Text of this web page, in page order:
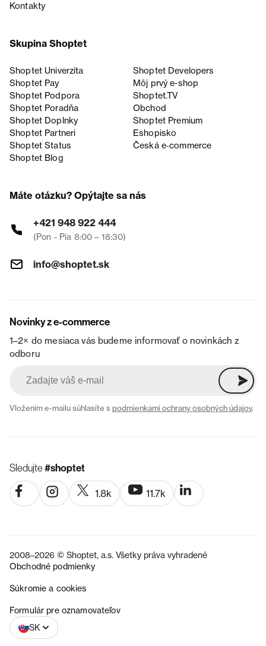
Kontakty
Skupina Shoptet
Shoptet Univerzita
Shoptet Developers
Shoptet Pay
Môj prvý e-shop
Shoptet Podpora
Shoptet.TV
Shoptet Poradňa
Obchod
Shoptet Doplnky
Shoptet Premium
Shoptet Partneri
Eshopisko
Shoptet Status
Česká e‑commerce
Shoptet Blog
Máte otázku? Opýtajte sa nás
+421 948 922 444
(Pon - Pia 8:00 – 18:30)
info@shoptet.sk
Novinky z e-commerce
1–2× do mesiaca vás budeme informovať o novinkách z
odboru
Vložením e-mailu súhlasíte spodmienkami ochrany osobných údajov.
Sledujte#shoptet
1.8k 11.7k
2008–2026 © Shoptet, a.s. Všetky práva vyhradené
Obchodné podmienky
Súkromie a cookies
Formulár pre oznamovateľov
SK